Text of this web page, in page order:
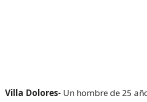
Villa Dolores- Un hombre de 25